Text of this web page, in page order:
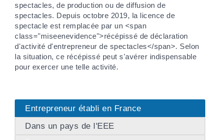
spectacles, de production ou de diffusion de
spectacles. Depuis octobre 2019, la licence de
spectacle est remplacée par un <span
class="miseenevidence">récépissé de déclaration
d'activité d'entrepreneur de spectacles</span>. Selon
la situation, ce récépissé peut s'avérer indispensable
pour exercer une telle activité.
Entrepreneur établi en France
Dans un pays de l'EEE